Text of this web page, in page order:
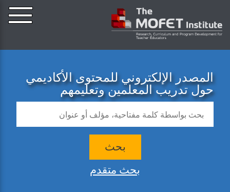
المصدر الإلكتروني للمحتوى الأكاديمي
حول تدريب المعلمين وتعليمهم
بحث
بحث متقدم